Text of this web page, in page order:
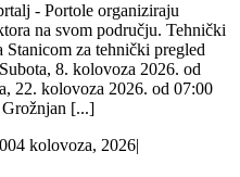
- Portole organiziraju
na svom području. Tehnički
Stanicom za tehnički pregled
8. kolovoza 2026. od
22. kolovoza 2026. od 07:00
[...]
4 kolovoza, 2026|